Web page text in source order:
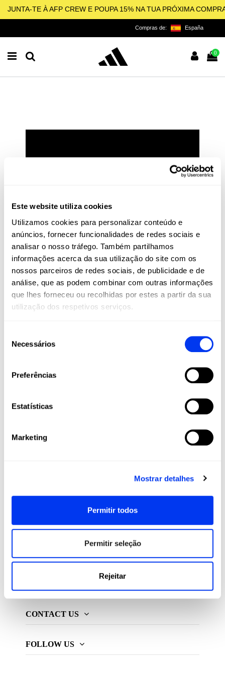
Este website utiliza cookies
Utilizamos cookies para personalizar conteúdo e
anúncios, fornecer funcionalidades de redes sociais e
analisar o nosso tráfego. Também partilhamos
informações acerca da sua utilização do site com os
nossos parceiros de redes sociais, de publicidade e de
análise, que as podem combinar com outras informações
que lhes forneceu ou recolhidas por estes a partir da sua
utilização dos respetivos serviços.
Necessários
Preferências
Estatísticas
Marketing
Mostrar detalhes
Permitir todos
Permitir seleção
Rejeitar
JUNTA-TE À AFP CREW E POUPA 15% NA TUA PRÓXIMA
Compras de: España
0
LICENCIADO OFICIAL DA
PICKLEBALL E BEACH
O padel e o pickleball não são apenas esportes:
são um estilo de vida. Na All For Padel, levamos
estes esportes a todos os cantos do mundo,
oferecendo produtos adidas de alta qualidade
que combinam inovação, desempenho e estilo.
Raquetes, palas, calçado, roupa e acessórios
projetados para maximizar o seu jogo e
qualidade que apenas a adidas pode oferecer.
All For Padel S.L., licenciado e distribuidor exclusivo de
ADIDAS PADEL
CONTACT US
FOLLOW US